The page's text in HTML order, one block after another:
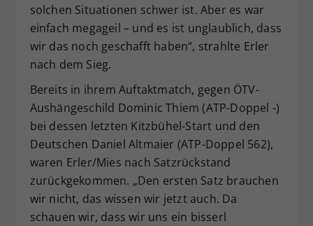
solchen Situationen schwer ist. Aber es war
einfach megageil – und es ist unglaublich, dass
wir das noch geschafft haben“, strahlte Erler
nach dem Sieg.
Bereits in ihrem Auftaktmatch, gegen ÖTV-
Aushängeschild Dominic Thiem (ATP-Doppel -)
bei dessen letzten Kitzbühel-Start und den
Deutschen Daniel Altmaier (ATP-Doppel 562),
waren Erler/Mies nach Satzrückstand
zurückgekommen. „Den ersten Satz brauchen
wir nicht, das wissen wir jetzt auch. Da
schauen wir, dass wir uns ein bisserl